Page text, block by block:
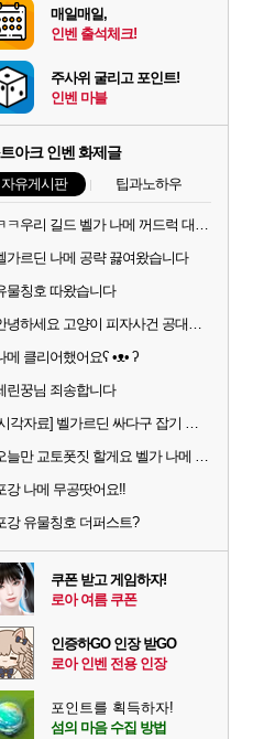
매일매일,
인벤 출석체크!
주사위 굴리고 포인트!
인벤 마블
아크 인벤 화제글
자유게시판 팁과노하우
ㅋㅋ우리 길드 벨가 나메 꺼드럭 대다가 싸움났다
가르딘 나메 공략 끓여왔습니다
물칭호 따왔습니다
안녕하세요 고양이 피자사건 공대원입니다.
메 클리어했어요ʕ •ᴥ• ʔ
린꿍님 죄송합니다
[시각자료] 벨가르딘 싸다구 잡기 범위 일부
오늘만 교토폿짓 할게요 벨가 나메 무공쉽더라
강 나메 무공땃어요!!
강 유물칭호 더퍼스트?
쿠폰 받고 게임하자!
로아 여름 쿠폰
인증하GO 인장 받GO
로아 인벤 전용 인장
포인트를 획득하자!
섬의 마음 수집 방법